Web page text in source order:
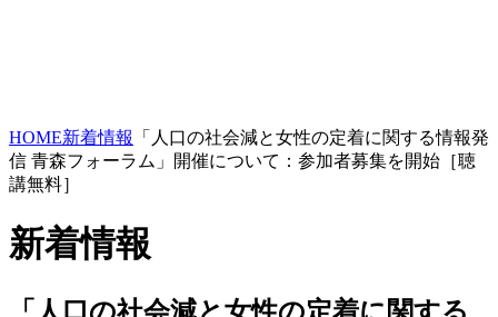
HOME新着情報
「人口の社会減と女性の定着に関する情報発
信 青森フォーラム」開催について：参加者募集を開始［聴
講無料］
新着情報
「人口の社会減と女性の定着に関する